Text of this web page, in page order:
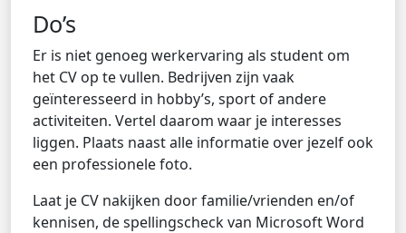
Do’s
Er is niet genoeg werkervaring als student om
het CV op te vullen. Bedrijven zijn vaak
geïnteresseerd in hobby’s, sport of andere
activiteiten. Vertel daarom waar je interesses
liggen. Plaats naast alle informatie over jezelf ook
een professionele foto.
Laat je CV nakijken door familie/vrienden en/of
kennisen, de spellingscheck van Microsoft Word